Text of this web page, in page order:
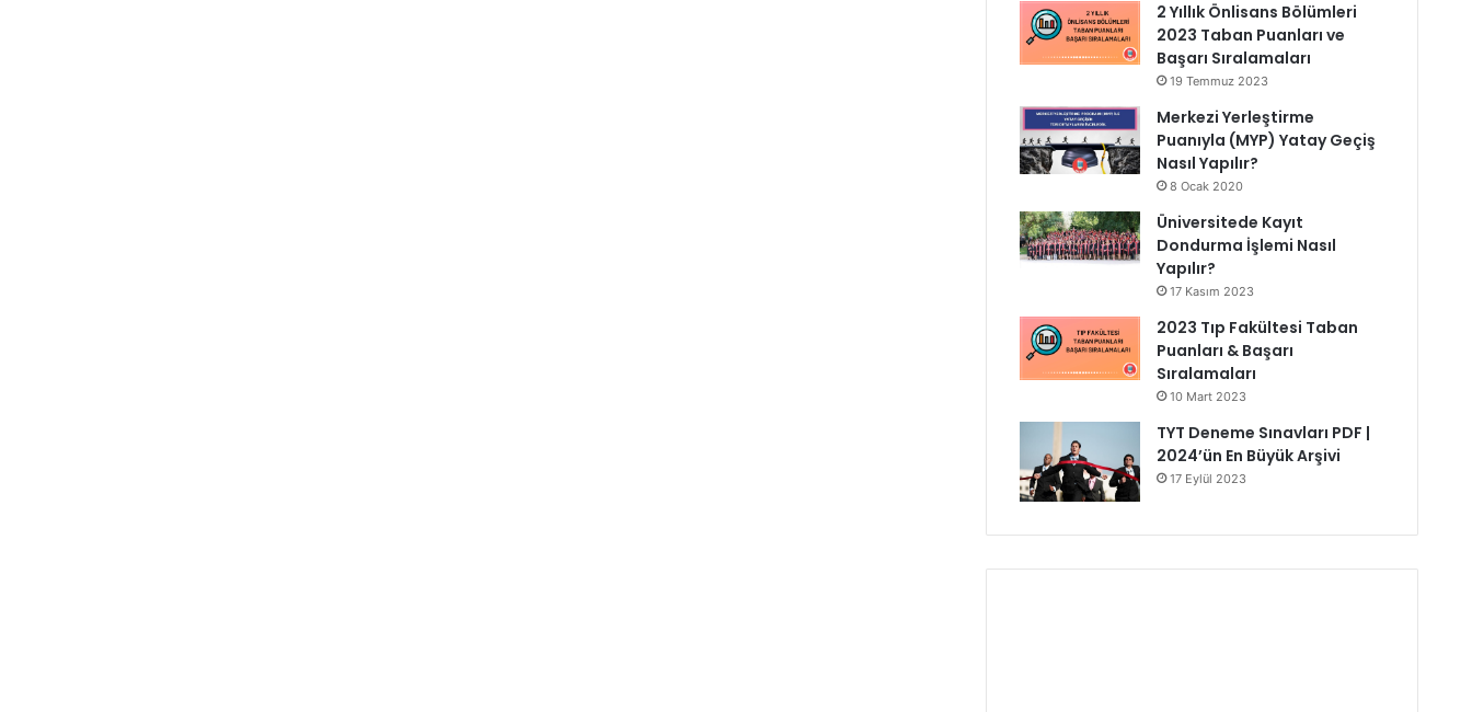
2 Yıllık Önlisans Bölümleri
2023 Taban Puanları ve
Başarı Sıralamaları
19 Temmuz 2023
Merkezi Yerleştirme
Puanıyla (MYP) Yatay Geçiş
Nasıl Yapılır?
8 Ocak 2020
Üniversitede Kayıt
Dondurma İşlemi Nasıl
Yapılır?
17 Kasım 2023
2023 Tıp Fakültesi Taban
Puanları & Başarı
Sıralamaları
10 Mart 2023
TYT Deneme Sınavları PDF |
2024’ün En Büyük Arşivi
17 Eylül 2023